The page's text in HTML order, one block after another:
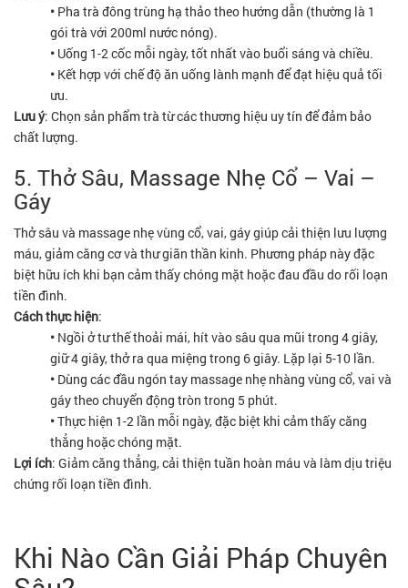
• Pha trà đông trùng hạ thảo theo hướng dẫn (thường là 1
gói trà với 200ml nước nóng).
• Uống 1-2 cốc mỗi ngày, tốt nhất vào buổi sáng và chiều.
• Kết hợp với chế độ ăn uống lành mạnh để đạt hiệu quả tối
ưu.
Lưu ý: Chọn sản phẩm trà từ các thương hiệu uy tín để đảm bảo
chất lượng.
5. Thở Sâu, Massage Nhẹ Cổ – Vai –
Gáy
Thở sâu và massage nhẹ vùng cổ, vai, gáy giúp cải thiện lưu lượng
máu, giảm căng cơ và thư giãn thần kinh. Phương pháp này đặc
biệt hữu ích khi bạn cảm thấy chóng mặt hoặc đau đầu do rối loạn
tiền đình.
Cách thực hiện:
• Ngồi ở tư thế thoải mái, hít vào sâu qua mũi trong 4 giây,
giữ 4 giây, thở ra qua miệng trong 6 giây. Lặp lại 5-10 lần.
• Dùng các đầu ngón tay massage nhẹ nhàng vùng cổ, vai và
gáy theo chuyển động tròn trong 5 phút.
•Thực hiện 1-2 lần mỗi ngày, đặc biệt khi cảm thấy căng
thẳng hoặc chóng mặt.
Lợi ích: Giảm căng thẳng, cải thiện tuần hoàn máu và làm dịu triệu
chứng rối loạn tiền đình.
Khi Nào Cần Giải Pháp Chuyên